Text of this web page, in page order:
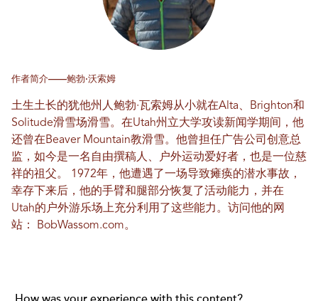
作者简介——鲍勃·沃索姆
土生土长的犹他州人鲍勃·瓦索姆从小就在Alta、Brighton和
Solitude滑雪场滑雪。在Utah州立大学攻读新闻学期间，他
还曾在Beaver Mountain教滑雪。他曾担任广告公司创意总
监，如今是一名自由撰稿人、户外运动爱好者，也是一位慈
祥的祖父。 1972年，他遭遇了一场导致瘫痪的潜水事故，
幸存下来后，他的手臂和腿部分恢复了活动能力，并在
Utah的户外游乐场上充分利用了这些能力。访问他的网
站：
BobWassom.com。